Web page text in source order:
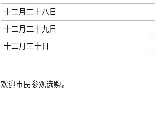
十二月二十八日
十二月二十九日
十二月三十日
欢迎市民参观选购。